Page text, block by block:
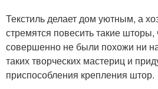
Текстиль делает дом уютным, а
стремятся повесить такие
совершенно не были похожи ни
таких творческих мастериц и
приспособления крепления штор.